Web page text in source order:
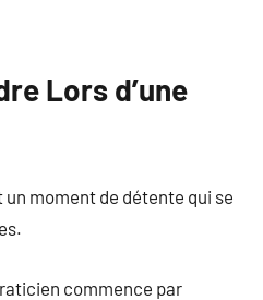
Lors d’une
un moment de détente qui se
commence par